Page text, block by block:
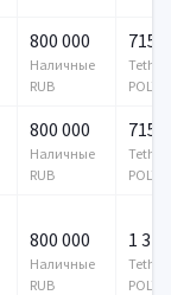
800 000
Наличные
RUB
715
Tether
800 000
Наличные
RUB
715
Tether
800 000
Наличные
RUB
1
Tether